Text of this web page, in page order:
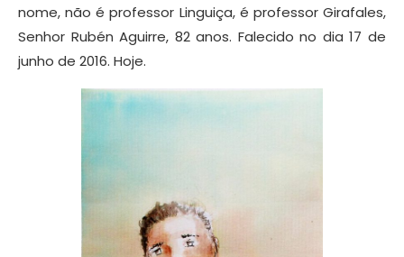
nome, não é professor Linguiça, é professor Girafales,
Senhor Rubén Aguirre, 82 anos. Falecido no dia 17 de
junho de 2016. Hoje.